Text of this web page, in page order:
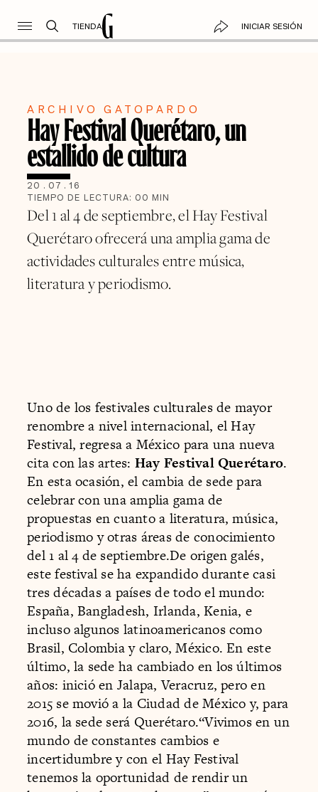
TIENDA INICIAR SESIÓN
ARCHIVO GATOPARDO
Hay Festival Querétaro, un
estallido de cultura
20 . 07 . 16
TIEMPO DE LECTURA: 00 MIN
Del 1 al 4 de septiembre, el Hay Festival
Querétaro ofrecerá una amplia gama de
actividades culturales entre música,
literatura y periodismo.
Uno de los festivales culturales de mayor
renombre a nivel internacional, el Hay
Festival, regresa a México para una nueva
cita con las artes: Hay Festival Querétaro.
En esta ocasión, el cambia de sede para
celebrar con una amplia gama de
propuestas en cuanto a literatura, música,
periodismo y otras áreas de conocimiento
del 1 al 4 de septiembre.De origen galés,
este festival se ha expandido durante casi
tres décadas a países de todo el mundo:
España, Bangladesh, Irlanda, Kenia, e
incluso algunos latinoamericanos como
Brasil, Colombia y claro, México. En este
último, la sede ha cambiado en los últimos
años: inició en Jalapa, Veracruz, pero en
2015 se movió a la Ciudad de México y, para
2016, la sede será Querétaro.“Vivimos en un
mundo de constantes cambios e
incertidumbre y con el Hay Festival
tenemos la oportunidad de rendir un